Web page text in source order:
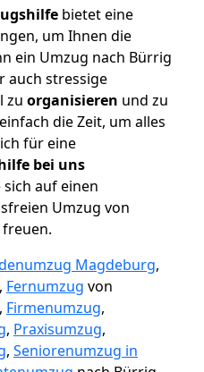
bietet eine
um Ihnen die
ein Umzug nach Bürrig
auch stressige
zu organisieren und zu
die Zeit, um alles
für eine
bei uns
auf einen
Umzug von
Magdeburg,
, Fernumzug von
Firmenumzug,
, Praxisumzug,
, Seniorenumzug in